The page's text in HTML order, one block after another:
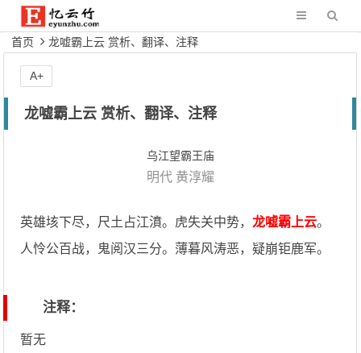
首页 龙嘘霸上云 赏析、翻译、注释
龙嘘霸上云 赏析、翻译、注释
乌江望霸王庙
明代 黄淳耀
英雄垓下尽，尺土占江濆。虎失关中势，龙嘘霸上云。
人怜公百战，鬼阅汉三分。薄暮风涛恶，疑崩钜鹿军。
注释：
暂无
A+